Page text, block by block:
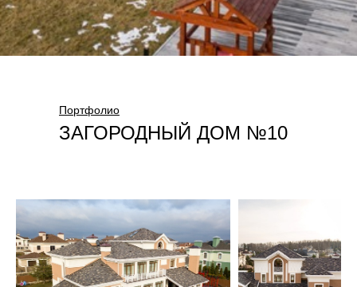
ЗАГОРОДНЫЙ ДОМ №10
Портфолио